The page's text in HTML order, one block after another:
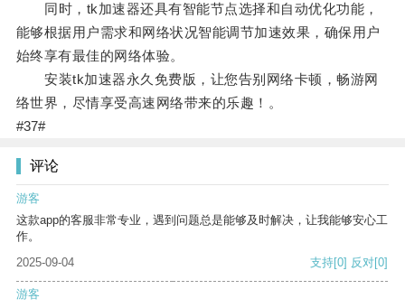
同时，tk加速器还具有智能节点选择和自动优化功能，
能够根据用户需求和网络状况智能调节加速效果，确保用户
始终享有最佳的网络体验。
安装tk加速器永久免费版，让您告别网络卡顿，畅游网
络世界，尽情享受高速网络带来的乐趣！。
#37#
评论
游客
这款app的客服非常专业，遇到问题总是能够及时解决，让我能够安心工
作。
2025-09-04
支持[0] 反对[0]
游客